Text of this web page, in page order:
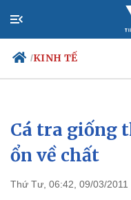
/KINH TẾ
Chính trị
Đảng
Tổ chức nhân sự
Nhận diện sự thật
Cá tra giống
ổn về chất
Thứ Tư, 06:42, 09/03/2011